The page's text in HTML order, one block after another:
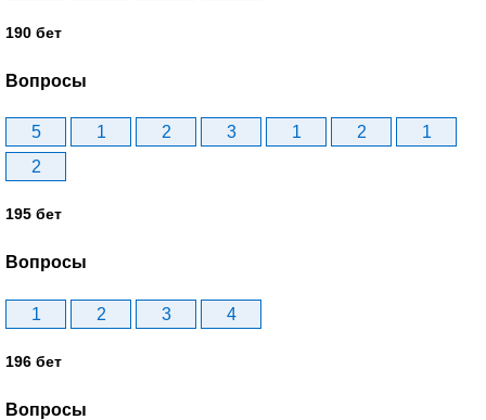
190 бет
Вопросы
5 1 2 3 1 2
1
2
195 бет
Вопросы
1 2 3 4
196 бет
Вопросы